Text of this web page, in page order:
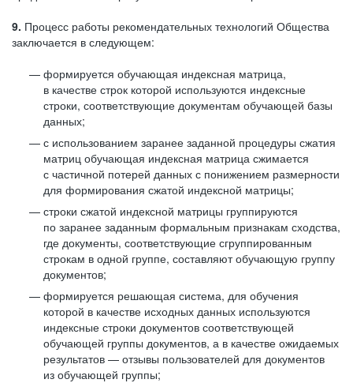
9. Процесс работы рекомендательных технологий Общества
заключается в следующем:
формируется обучающая индексная матрица,
в качестве строк которой используются индексные
строки, соответствующие документам обучающей базы
данных;
с использованием заранее заданной процедуры сжатия
матриц обучающая индексная матрица сжимается
с частичной потерей данных с понижением размерности
для формирования сжатой индексной матрицы;
строки сжатой индексной матрицы группируются
по заранее заданным формальным признакам сходства,
где документы, соответствующие сгруппированным
строкам в одной группе, составляют обучающую группу
документов;
формируется решающая система, для обучения
которой в качестве исходных данных используются
индексные строки документов соответствующей
обучающей группы документов, а в качестве ожидаемых
результатов — отзывы пользователей для документов
из обучающей группы;